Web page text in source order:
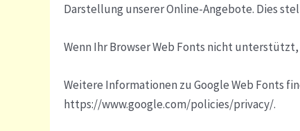
Darstellung unserer Online-Angebote. Dies
Wenn Ihr Browser Web Fonts nicht
Weitere Informationen zu Google Web Fonts
https://www.google.com/policies/privacy/.